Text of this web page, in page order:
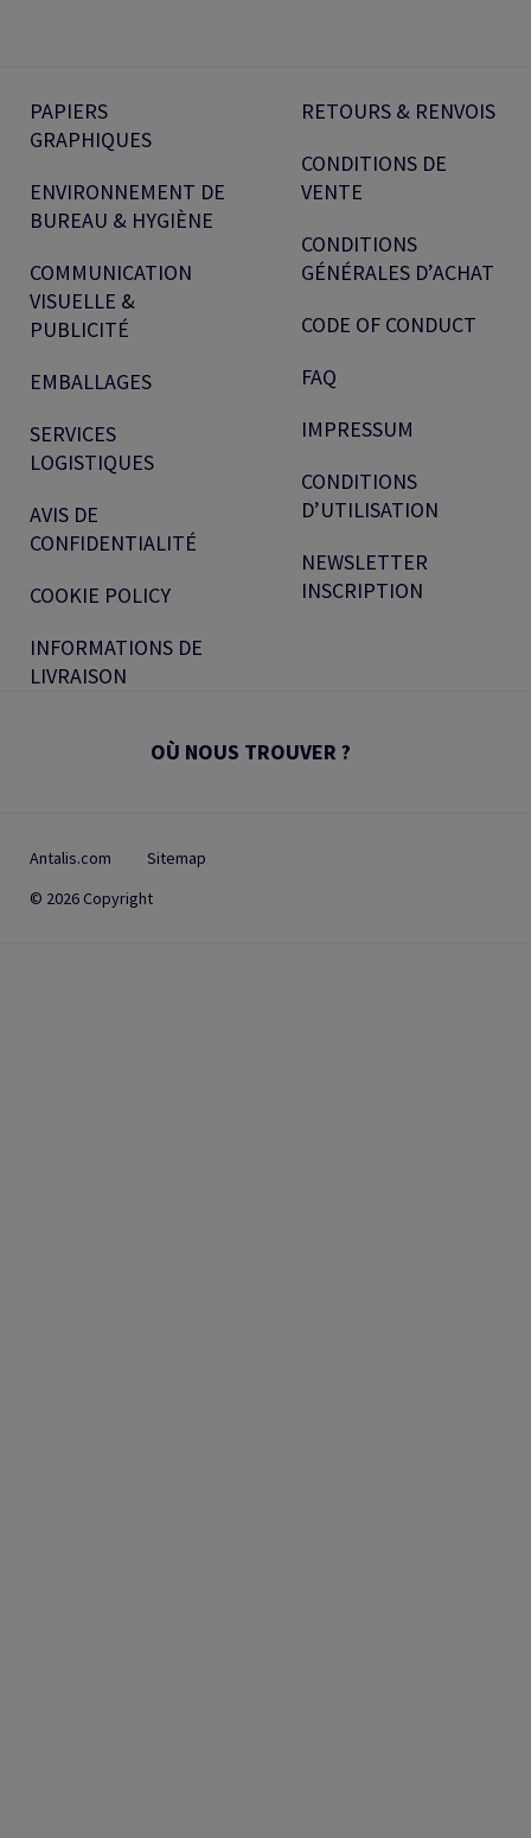
PAPIERS
GRAPHIQUES
ENVIRONNEMENT DE
BUREAU & HYGIÈNE
COMMUNICATION
VISUELLE &
PUBLICITÉ
EMBALLAGES
SERVICES
LOGISTIQUES
AVIS DE
CONFIDENTIALITÉ
COOKIE POLICY
INFORMATIONS DE
LIVRAISON
RETOURS & RENVOIS
CONDITIONS DE
VENTE
CONDITIONS
GÉNÉRALES D’ACHAT
CODE OF CONDUCT
FAQ
IMPRESSUM
CONDITIONS
D’UTILISATION
NEWSLETTER
INSCRIPTION
OÙ NOUS TROUVER ?
Antalis.com
Sitemap
© 2026 Copyright